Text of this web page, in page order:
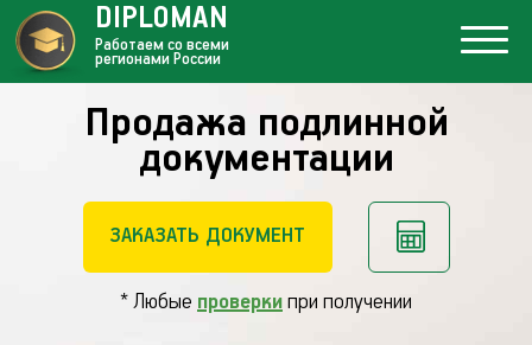
Продажа подлинной
документации
ЗАКАЗАТЬ ДОКУМЕНТ
* Любые проверки при получении
DIPLOMAN
Работаем со всеми
регионами России